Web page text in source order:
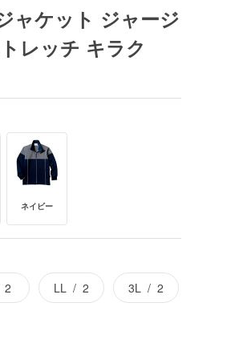
ャケット ジャージ
レッチ キラク
ネイビー
2 LL 2 3L 2